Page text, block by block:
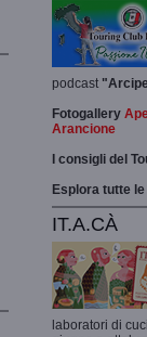
podcast
Fotogallery
Arancione
I consigli del
Esplora tutte
IT.A.CÀ
laboratori di